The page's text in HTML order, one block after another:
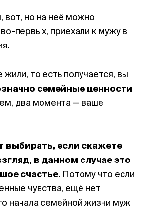
вот, но на неё можно
первых, приехали к мужу в
то есть получается, вы
семейные ценности
два момента — ваше
выбирать, если скажете
в данном случае это
счастье. Потому что если
чувства, ещё нет
начала семейной жизни муж